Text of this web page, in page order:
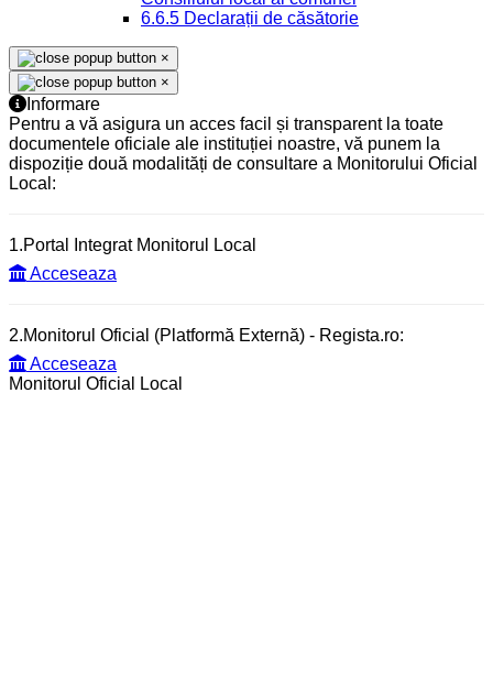
6.6.5 Declarații de căsătorie
×
×
Informare
Pentru a vă asigura un acces facil și transparent la toate
documentele oficiale ale instituției noastre, vă punem la
dispoziție două modalități de consultare a Monitorului Oficial
Local:
1.Portal Integrat Monitorul Local
Acceseaza
2.Monitorul Oficial (Platformă Externă) - Regista.ro:
Acceseaza
Monitorul Oficial Local